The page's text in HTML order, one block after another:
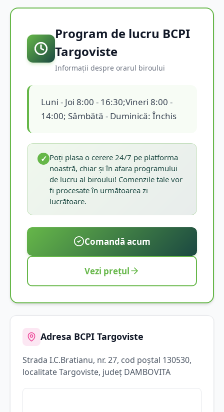
Program de lucru BCPI
Targoviste
Informații despre orarul biroului
Luni - Joi 8:00 - 16:30;Vineri 8:00 -
14:00; Sâmbătă - Duminică: Închis
✓ Poți plasa o cerere 24/7 pe platforma
noastră, chiar și în afara programului
de lucru al biroului! Comenzile tale vor
fi procesate în următoarea zi
lucrătoare.
Comandă acum
Vezi prețul
Adresa BCPI Targoviste
Strada I.C.Bratianu, nr. 27, cod poștal 130530,
localitateTargoviste, județ DAMBOVITA